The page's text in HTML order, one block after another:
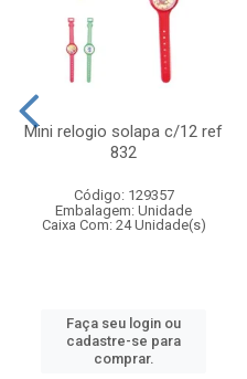
Mini relogio solapa c/12 ref
832
Código: 129357
Embalagem: Unidade
Caixa Com: 24 Unidade(s)
Faça seu login ou
cadastre-se para
comprar.